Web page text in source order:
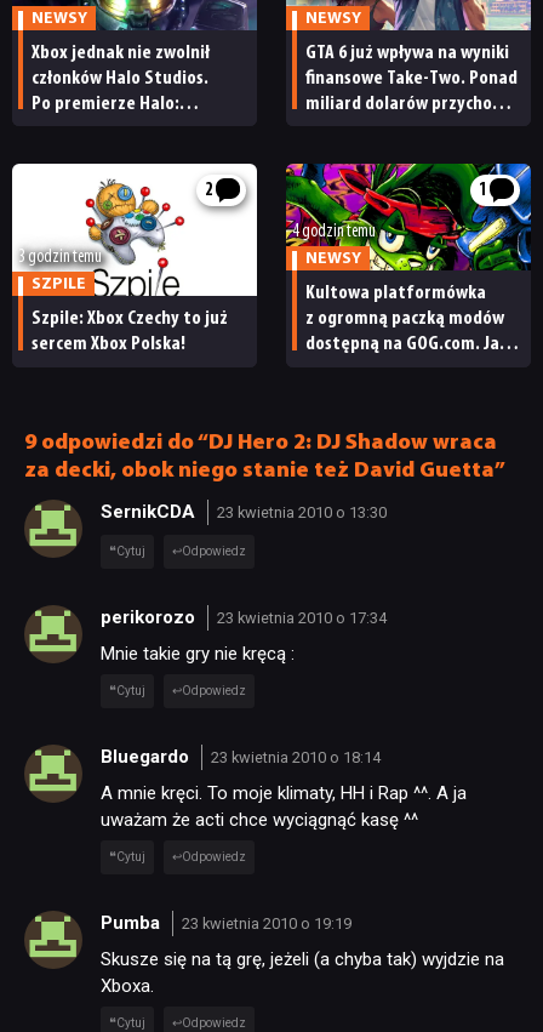
RECENZJE
KULTURA
RETRO
DYSKUSJE
JUŻ GRALIŚMY
SKLEP
NEWSY
Xbox jednak nie zwolnił
członków Halo Studios.
Po premierze Halo:
NEWSY
GTA 6 już wpływa na wyniki
finansowe Take-Two. Ponad
miliard dolarów przychodu
2
3 godzin temu
SZPILE
Szpile: Xbox Czechy to już
sercem Xbox Polska!
1
4 godzin temu
NEWSY
Kultowa platformówka
z ogromną paczką modów
dostępną na GOG.com. Jazz
9 odpowiedzi do “DJ Hero 2: DJ Shadow wraca
za decki, obok niego stanie też David Guetta”
SernikCDA 23 kwietnia 2010 o 13:30
Cytuj Odpowiedz
perikorozo 23 kwietnia 2010 o 17:34
Mnie takie gry nie kręcą :
Cytuj Odpowiedz
Bluegardo 23 kwietnia 2010 o 18:14
A mnie kręci. To moje klimaty, HH i Rap ^^. A ja
uważam że acti chce wyciągnąć kasę ^^
Cytuj Odpowiedz
Pumba 23 kwietnia 2010 o 19:19
Skusze się na tą grę, jeżeli (a chyba tak) wyjdzie na
Xboxa.
Cytuj Odpowiedz